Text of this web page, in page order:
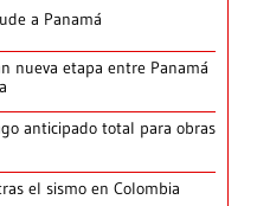
a Panamá
nueva etapa entre Panamá
anticipado total para obras
el sismo en Colombia